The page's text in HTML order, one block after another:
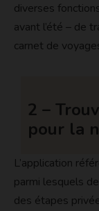
diverses
avant l’été – de
carnet de
2 –
pour la
L’application
parmi lesquels
des étapes